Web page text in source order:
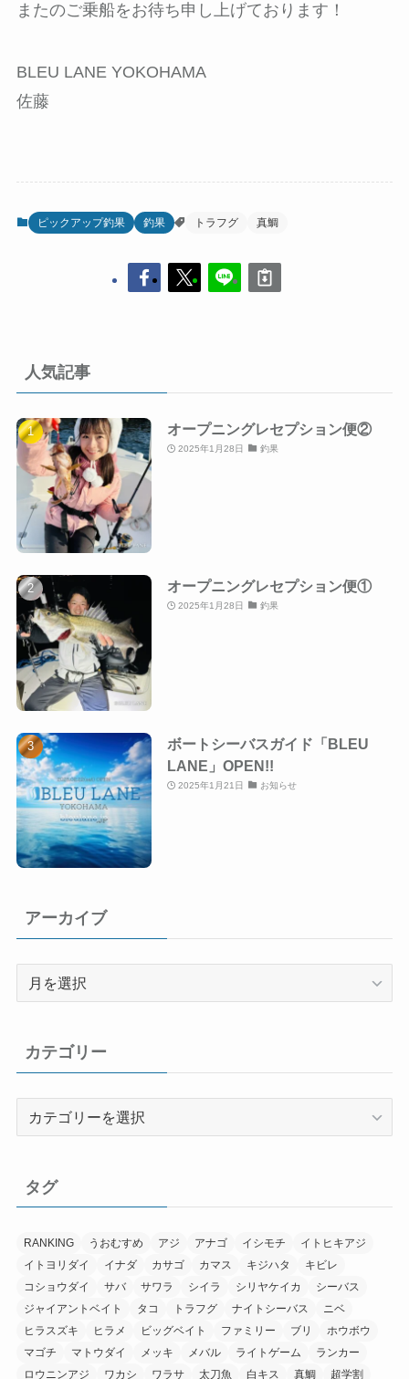
またのご乗船をお待ち申し上げております！
BLEU LANE YOKOHAMA
佐藤
ピックアップ釣果 釣果 トラフグ 真鯛
人気記事
オープニングレセプション便②
2025年1月28日 釣果
オープニングレセプション便①
2025年1月28日 釣果
ボートシーバスガイド「BLEU
LANE」OPEN!!
2025年1月21日 お知らせ
アーカイブ
ブ
カテゴリー
ー
タグ
RANKING うおむすめ アジ アナゴ イシモチ
イトヒキアジ
イトヨリダイ
イナダ カサゴ カマス キジハタ
キビレ
コショウダイ
サバ サワラ シイラ シリヤケイカ
シーバス
ジャイアントベイト
タコ トラフグ ナイトシーバス
ニベ
ヒラスズキ
ヒラメ ビッグベイト ファミリー ブリ
ホウボウ
マゴチ
マトウダイ メッキ メバル ライトゲーム
ランカー
ロウニンアジ
ワカシ ワラサ 太刀魚 白キス 真鯛 超学割